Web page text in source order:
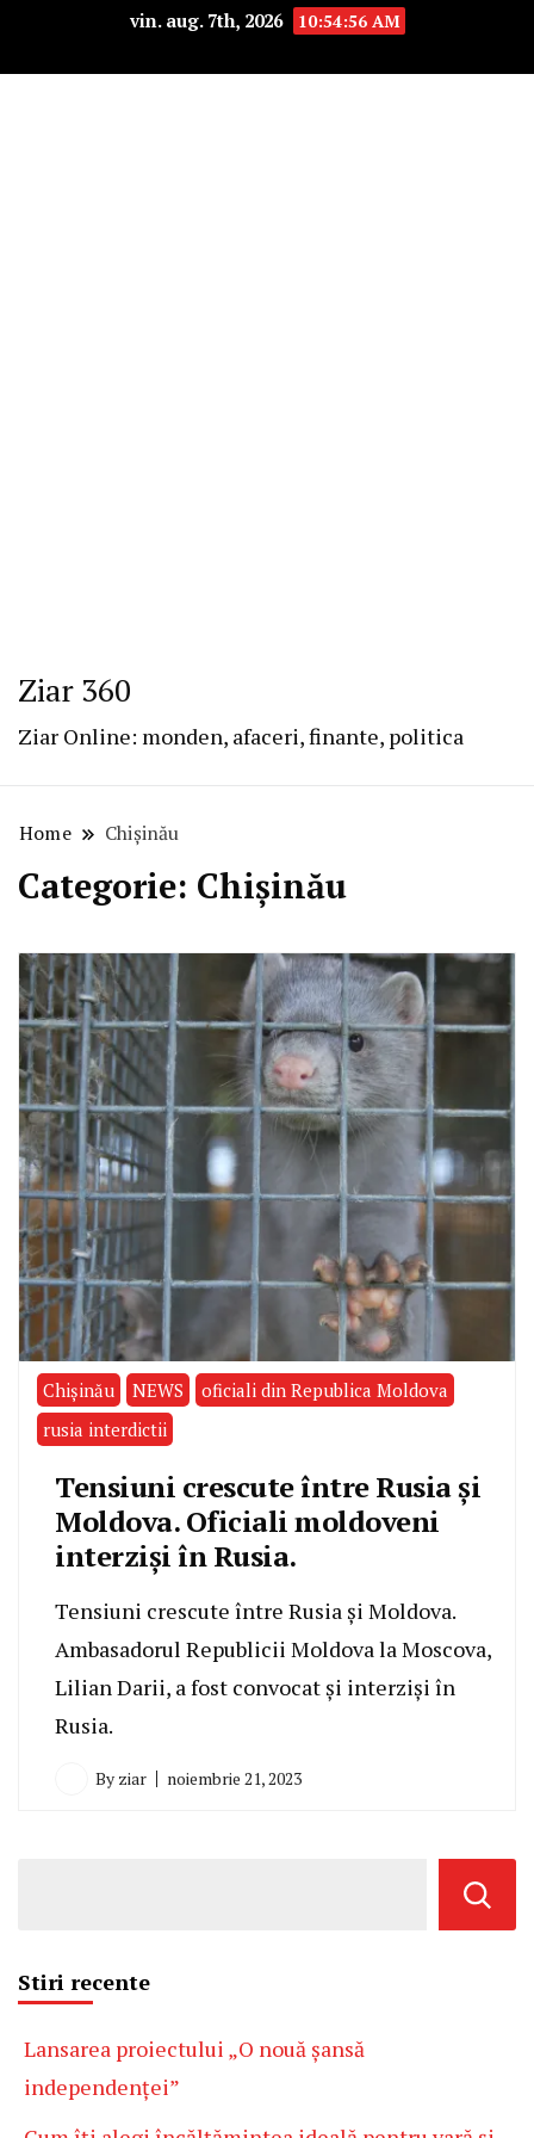
vin. aug. 7th, 2026 10:54:57 AM
Ziar 360
Ziar Online: monden, afaceri, finante, politica
Home Chișinău
Categorie: Chișinău
Chișinău NEWS
oficiali din Republica Moldova
rusia interdictii
Tensiuni crescute între Rusia și
Moldova. Oficiali moldoveni
interziși în Rusia.
Tensiuni crescute între Rusia și Moldova.
Ambasadorul Republicii Moldova la Moscova,
Lilian Darii, a fost convocat și interziși în
Rusia.
By ziar noiembrie 21, 2023
Stiri recente
Lansarea proiectului „O nouă șansă
independenței”